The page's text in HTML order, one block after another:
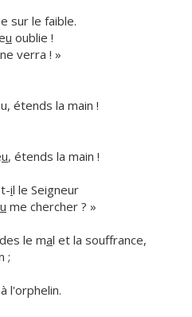
sur le faible.
u oublie !
verra ! »
étends la main !
u, étends la main !
il le Seigneur
u me chercher ? »
le mal et la souffrance,
;
l'orphelin.